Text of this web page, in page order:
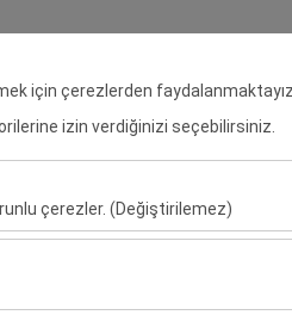
için çerezlerden
izin verdiğinizi seçebilirsiniz.
çerezler. (Değiştirilemez)
çalışması, güvenlik, oturum